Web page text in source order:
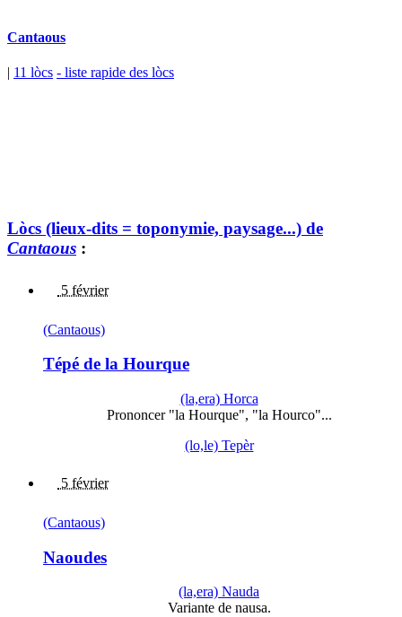
Cantaous
| 11 lòcs - liste rapide des lòcs
Lòcs (lieux-dits = toponymie, paysage...) de
Cantaous :
5 février
(Cantaous)
Tépé de la Hourque
(la,era) Horca
Prononcer "la Hourque", "la Hourco"...
(lo,le) Tepèr
5 février
(Cantaous)
Naoudes
(la,era) Nauda
Variante de nausa.